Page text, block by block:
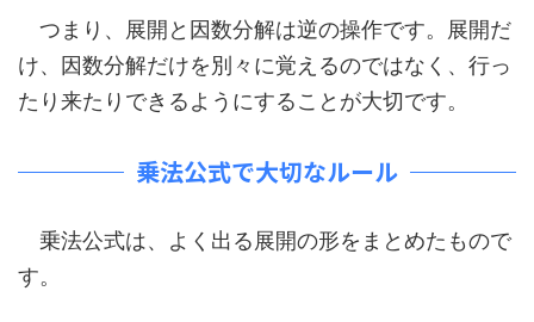
つまり、展開と因数分解は逆の操作です。展開だ
け、因数分解だけを別々に覚えるのではなく、行っ
たり来たりできるようにすることが大切です。
乗法公式で大切なルール
乗法公式は、よく出る展開の形をまとめたもので
す。